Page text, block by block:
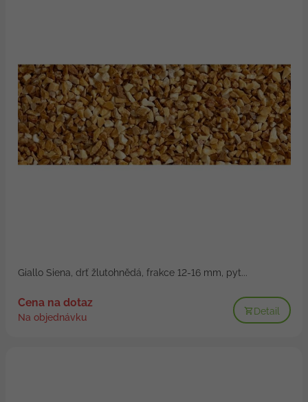
Giallo Siena, drť žlutohnědá, frakce 12-16 mm, pyt...
Cena na dotaz
Na objednávku
Detail